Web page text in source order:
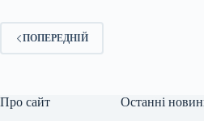
ПОПЕРЕДНІЙ
Про сайт Останні